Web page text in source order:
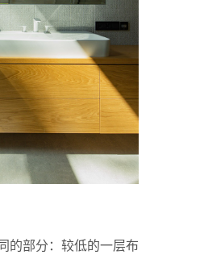
的部分：较低的一层布